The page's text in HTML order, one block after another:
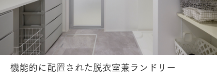
機能的に配置された脱衣室兼ランドリー